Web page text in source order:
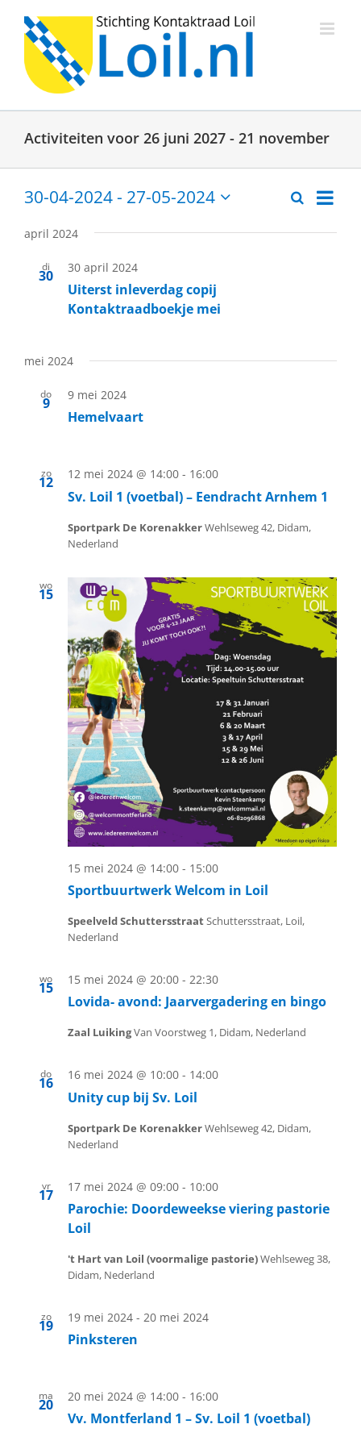
inhoud
Activiteiten voor 26 juni 2027 - 21 november
Zoeken
Zoeken
Lijst
30-04-2024 - 27-05-2024
een
april 2024
di
30 30 april 2024
Uiterst inleverdag copij
Kontaktraadboekje mei
mei 2024
do
9 9 mei 2024
Hemelvaart
zo
12 12 mei 2024 @ 14:00 - 16:00
Sv. Loil 1 (voetbal) – Eendracht Arnhem 1
Sportpark De KorenakkerWehlseweg 42, Didam,
Nederland
wo
15
15 mei 2024 @ 14:00 - 15:00
Sportbuurtwerk Welcom in Loil
Speelveld SchuttersstraatSchuttersstraat, Loil,
Nederland
wo
15 15 mei 2024 @ 20:00 - 22:30
Lovida- avond: Jaarvergadering en bingo
Zaal LuikingVan Voorstweg 1, Didam, Nederland
do
16 16 mei 2024 @ 10:00 - 14:00
Unity cup bij Sv. Loil
Sportpark De KorenakkerWehlseweg 42, Didam,
Nederland
vr
17 17 mei 2024 @ 09:00 - 10:00
Parochie: Doordeweekse viering pastorie
Loil
't Hart van Loil (voormalige pastorie)Wehlseweg 38,
Didam, Nederland
zo
19 19 mei 2024 - 20 mei 2024
Pinksteren
ma
20 20 mei 2024 @ 14:00 - 16:00
Vv. Montferland 1 – Sv. Loil 1 (voetbal)